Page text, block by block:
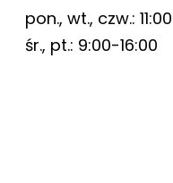
pon., wt., czw.:
śr., pt.: 9:00-16:00